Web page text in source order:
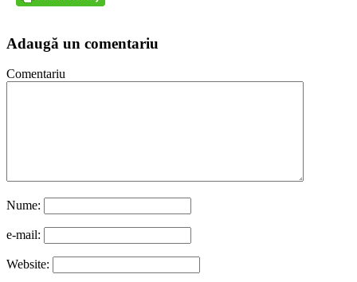
Adaugă un comentariu
Comentariu
Nume:
e-mail:
Website: